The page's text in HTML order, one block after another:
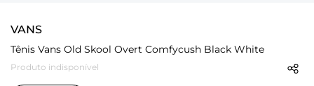
VANS
Tênis Vans Old Skool Overt Comfycush Black White
Produto indisponível